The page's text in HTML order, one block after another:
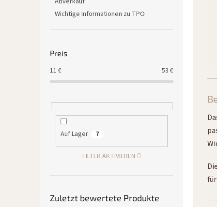
Wichtige Informationen zu TPO
Preis
11 € 53 €
Auf Lager 7
FILTER AKTIVIEREN
Zuletzt bewertete Produkte